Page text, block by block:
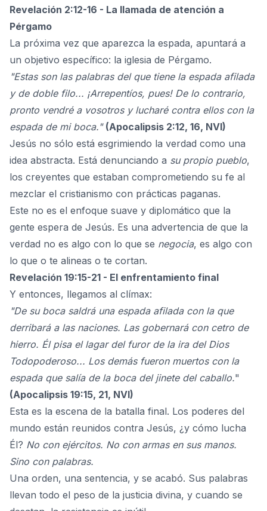
Revelación 2:12-16 - La llamada de atención a
Pérgamo
La próxima vez que aparezca la espada, apuntará a
un objetivo específico: la iglesia de Pérgamo.
"Estas son las palabras del que tiene la espada afilada
y de doble filo... ¡Arrepentíos, pues! De lo contrario,
pronto vendré a vosotros y lucharé contra ellos con la
espada de mi boca." (Apocalipsis 2:12, 16, NVI)
Jesús no sólo está esgrimiendo la verdad como una
idea abstracta. Está denunciando a su propio pueblo,
los creyentes que estaban comprometiendo su fe al
mezclar el cristianismo con prácticas paganas.
Este no es el enfoque suave y diplomático que la
gente espera de Jesús. Es una advertencia de que la
verdad no es algo con lo que se negocia, es algo con
lo que o te alineas o te cortan.
Revelación 19:15-21 - El enfrentamiento final
Y entonces, llegamos al clímax:
"De su boca saldrá una espada afilada con la que
derribará a las naciones. Las gobernará con cetro de
hierro. Él pisa el lagar del furor de la ira del Dios
Todopoderoso... Los demás fueron muertos con la
espada que salía de la boca del jinete del caballo."
(Apocalipsis 19:15, 21, NVI)
Esta es la escena de la batalla final. Los poderes del
mundo están reunidos contra Jesús, ¿y cómo lucha
Él? No con ejércitos. No con armas en sus manos.
Sino con palabras.
Una orden, una sentencia, y se acabó. Sus palabras
llevan todo el peso de la justicia divina, y cuando se